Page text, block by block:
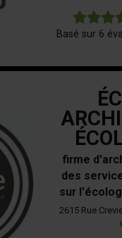
Basé sur 6
firme
des
sur
2615 Rue